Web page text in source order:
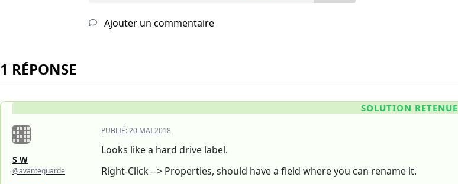
Ajouter un commentaire
1 RÉPONSE
SOLUTION RETENUE
S W
@avanteguarde
PUBLIÉ:20 MAI 2018
Looks like a hard drive label.
Right-Click --> Properties, should have a field where you can rename it.